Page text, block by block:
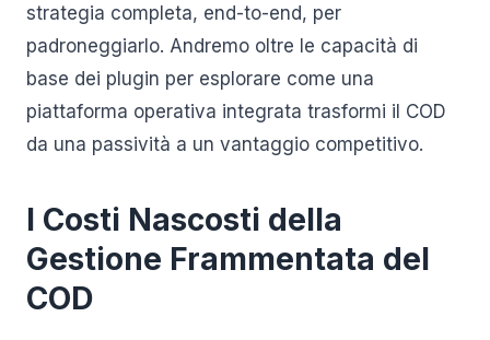
strategia completa, end-to-end, per
padroneggiarlo. Andremo oltre le capacità di
base dei plugin per esplorare come una
piattaforma operativa integrata trasformi il COD
da una passività a un vantaggio competitivo.
I Costi Nascosti della
Gestione Frammentata del
COD